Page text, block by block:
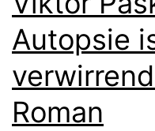
Autopsie
Roman